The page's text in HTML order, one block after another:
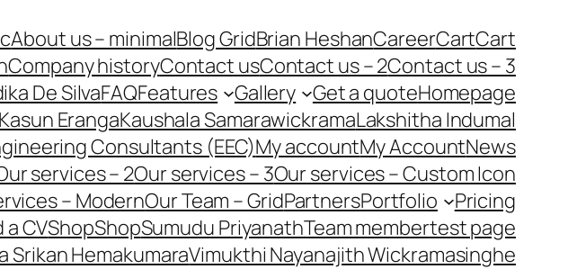
About us – minimalBlog GridBrian HeshanCareerCartCart
Company historyContact usContact us – 2Contact us – 3
De SilvaFAQFeatures Gallery Get a quoteHomepage
Kasun ErangaKaushala SamarawickramaLakshitha Indumal
Consultants (EEC)My accountMy AccountNews
services – 2Our services – 3Our services – Custom Icon
– ModernOur Team – GridPartnersPortfolio
Pricing
a CVShopShopSumudu PriyanathTeam membertest page
Srikan HemakumaraVimukthi Nayanajith Wickramasinghe